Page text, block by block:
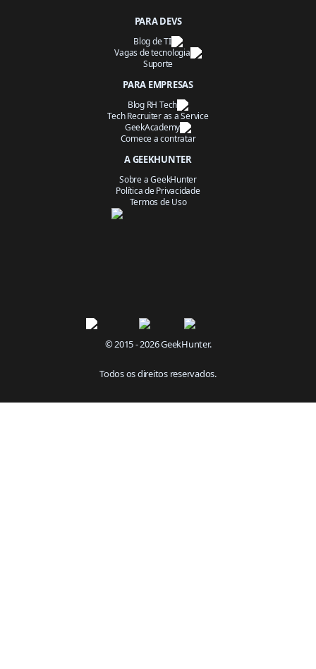
PARA DEVS
Blog de TI
Vagas de tecnologia
Suporte
PARA EMPRESAS
Blog RH Tech
Tech Recruiter as a Service
GeekAcademy
Comece a contratar
A GEEKHUNTER
Sobre a GeekHunter
Política de Privacidade
Termos de Uso
© 2015 - 2026 GeekHunter.
Todos os direitos reservados.